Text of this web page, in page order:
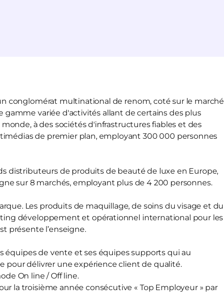
conglomérat multinational de renom, coté sur le marché
gamme variée d'activités allant de certains des plus
à des sociétés d'infrastructures fiables et des
de premier plan, employant 300 000 personnes
distributeurs de produits de beauté de luxe en Europe,
sur 8 marchés, employant plus de 4 200 personnes.
Les produits de maquillage, de soins du visage et du
développement et opérationnel international pour les
présente l’enseigne.
équipes de vente et ses équipes supports qui au
délivrer une expérience client de qualité.
On line / Off line.
la troisième année consécutive « Top Employeur » par